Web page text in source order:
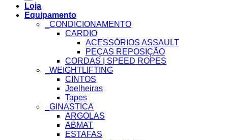
Loja
Equipamento
_CONDICIONAMENTO
CARDIO
ACESSÓRIOS ASSAULT
PEÇAS REPOSIÇÃO
CORDAS | SPEED ROPES
_WEIGHTLIFTING
CINTOS
Joelheiras
Tapes
_GINASTICA
ARGOLAS
ABMAT
ESTAFAS